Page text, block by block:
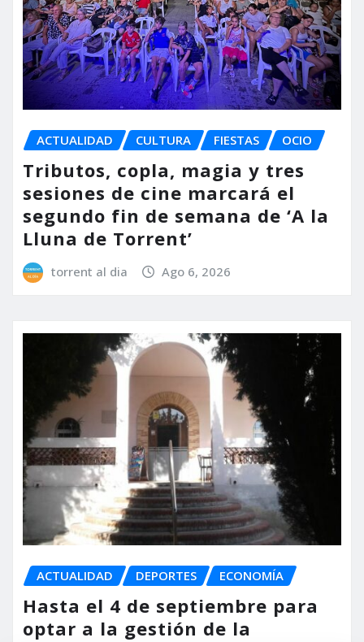
ACTUALIDAD CULTURA FIESTAS OCIO
Tributos, copla, magia y tres
sesiones de cine marcará el
segundo fin de semana de ‘A la
Lluna de Torrent’
torrent al dia Ago 6, 2026
ACTUALIDAD DEPORTES ECONOMÍA
Hasta el 4 de septiembre para
optar a la gestión de la